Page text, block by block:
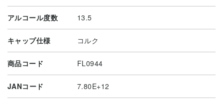
アルコール度数 13.5
キャップ仕様 コルク
商品コード FL0944
JANコード 7.80E+12